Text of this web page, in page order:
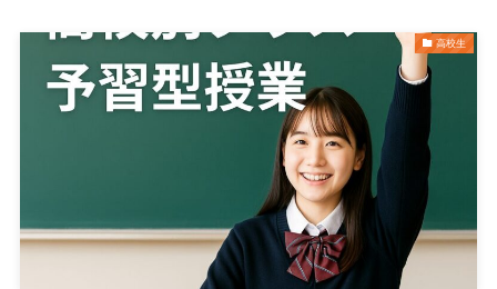
高校生